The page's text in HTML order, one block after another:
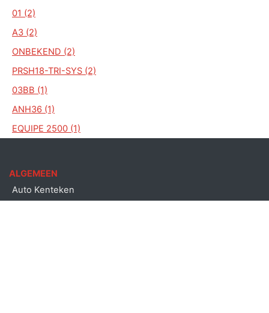
01 (2)
A3 (2)
ONBEKEND (2)
PRSH18-TRI-SYS (2)
03BB (1)
ANH36 (1)
EQUIPE 2500 (1)
ALGEMEEN
Auto Kenteken